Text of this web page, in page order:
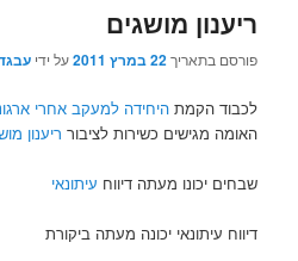
ריענון מושגים
פורסם בתאריך22 במרץ 2011 על ידי
לכבוד הקמתהיחידה למעקב אחרי
האומה מגישים כשירות לציבור ריענון
שבחים יכונו מעתה דיווח עיתונאי
דיווח עיתונאי יכונה מעתה ביקורת